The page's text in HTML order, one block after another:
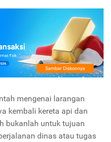
mengenai larangan
kembali kereta api dan
bukanlah untuk tujuan
dinas atau tugas